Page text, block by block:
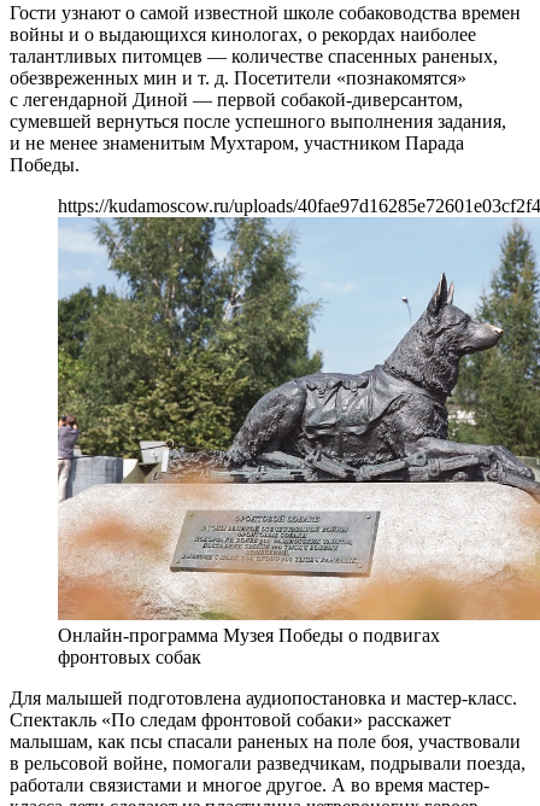
Гости узнают о самой известной школе собаководства времен
войны и о выдающихся кинологах, о рекордах наиболее
талантливых питомцев — количестве спасенных раненых,
обезвреженных мин и т. д. Посетители «познакомятся»
с легендарной Диной — первой собакой-диверсантом,
сумевшей вернуться после успешного выполнения задания,
и не менее знаменитым Мухтаром, участником Парада
Победы.
https://kudamoscow.ru/uploads/
Онлайн-программа Музея Победы о подвигах
фронтовых собак
Для малышей подготовлена аудиопостановка и мастер-класс.
Спектакль «По следам фронтовой собаки» расскажет
малышам, как псы спасали раненых на поле боя, участвовали
в рельсовой войне, помогали разведчикам, подрывали поезда,
работали связистами и многое другое. А во время мастер-